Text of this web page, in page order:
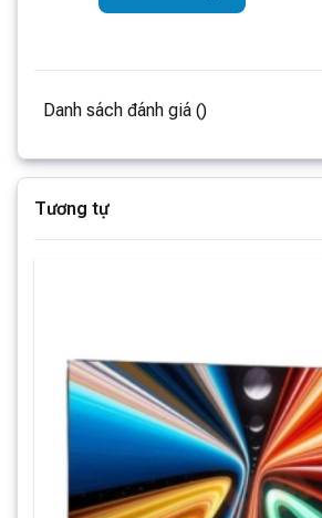
Danh sách đánh giá ()
Tương tự